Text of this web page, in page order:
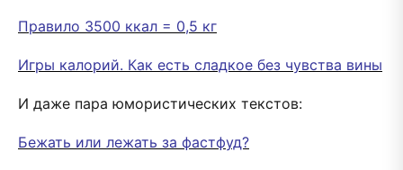
Правило 3500 ккал = 0,5 кг
Игры калорий. Как есть сладкое без чувства вины
И даже пара юмористических текстов:
Бежать или лежать за фастфуд?